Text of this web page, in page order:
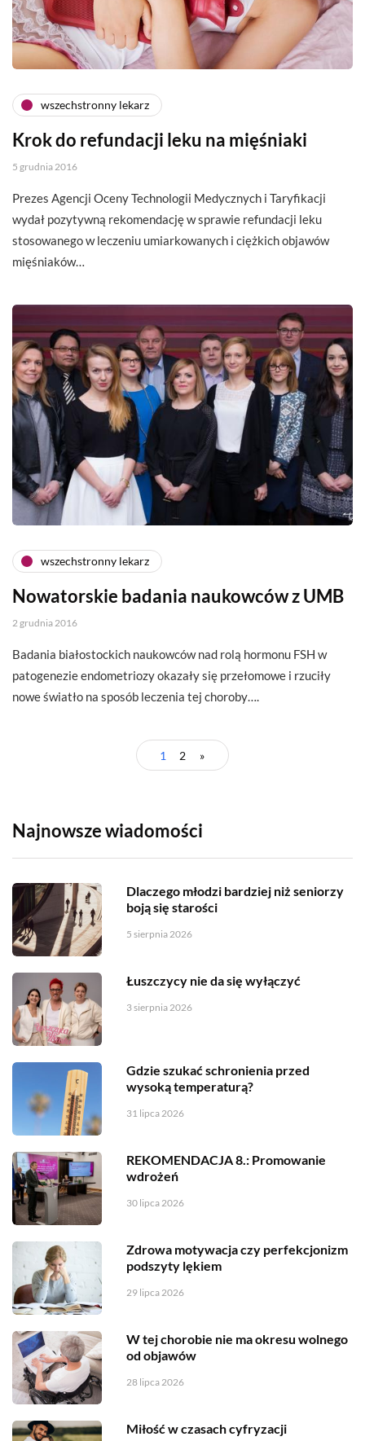
wszechstronny lekarz
Krok do refundacji leku na mięśniaki
5 grudnia 2016
Prezes Agencji Oceny Technologii Medycznych i Taryfikacji
wydał pozytywną rekomendację w sprawie refundacji leku
stosowanego w leczeniu umiarkowanych i ciężkich objawów
mięśniaków…
wszechstronny lekarz
Nowatorskie badania naukowców z UMB
2 grudnia 2016
Badania białostockich naukowców nad rolą hormonu FSH w
patogenezie endometriozy okazały się przełomowe i rzuciły
nowe światło na sposób leczenia tej choroby….
1 2 »
Najnowsze wiadomości
Dlaczego młodzi bardziej niż seniorzy
boją się starości
5 sierpnia 2026
Łuszczycy nie da się wyłączyć
3 sierpnia 2026
Gdzie szukać schronienia przed
wysoką temperaturą?
31 lipca 2026
REKOMENDACJA 8.: Promowanie
wdrożeń
30 lipca 2026
Zdrowa motywacja czy perfekcjonizm
podszyty lękiem
29 lipca 2026
W tej chorobie nie ma okresu wolnego
od objawów
28 lipca 2026
Miłość w czasach cyfryzacji